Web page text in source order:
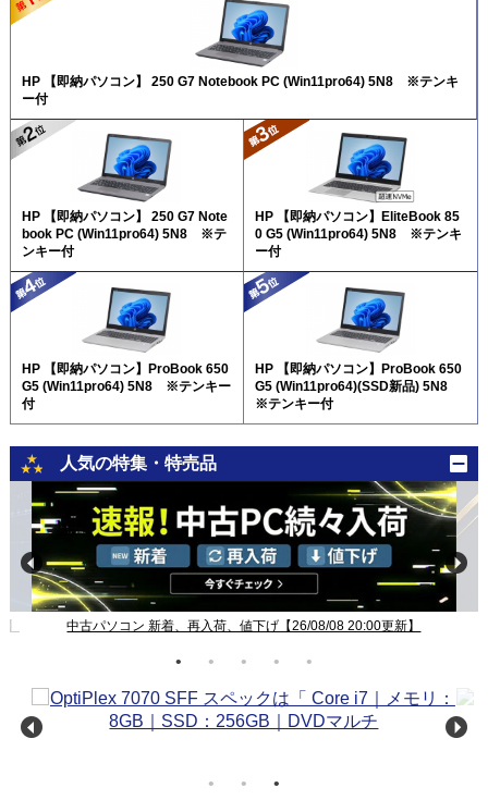
HP 【即納パソコン】 250 G7 Notebook PC (Win11pro64) 5N8 ※テンキ
ー付
HP 【即納パソコン】 250 G7 Note
book PC (Win11pro64) 5N8 ※テ
ンキー付
HP 【即納パソコン】EliteBook 85
0 G5 (Win11pro64) 5N8 ※テンキ
ー付
HP 【即納パソコン】ProBook 650
G5 (Win11pro64) 5N8 ※テンキー
付
HP 【即納パソコン】ProBook 650
G5 (Win11pro64)(SSD新品) 5N8
※テンキー付
人気の特集・特売品
中古パソコン 新着、再入荷、値下げ【26/08/08 20:00更新】